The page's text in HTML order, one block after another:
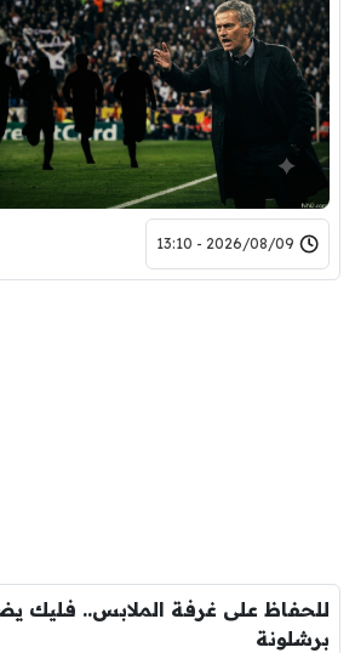
2026/08/09 - 13:10
للحفاظ على غرفة الملابس.. فليك
برشلونة